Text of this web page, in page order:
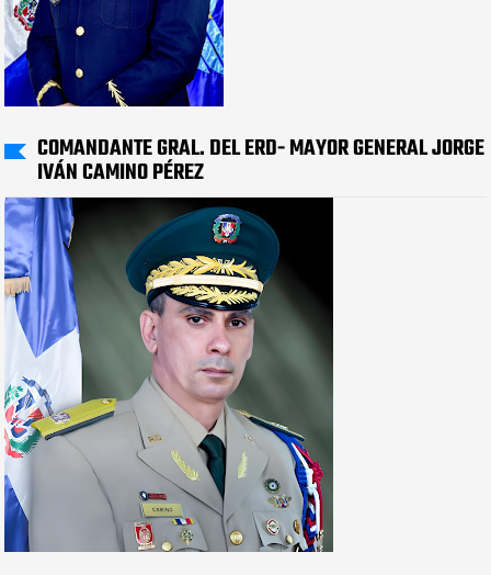
COMANDANTE GRAL. DEL ERD- MAYOR GENERAL JORGE
IVÁN CAMINO PÉREZ